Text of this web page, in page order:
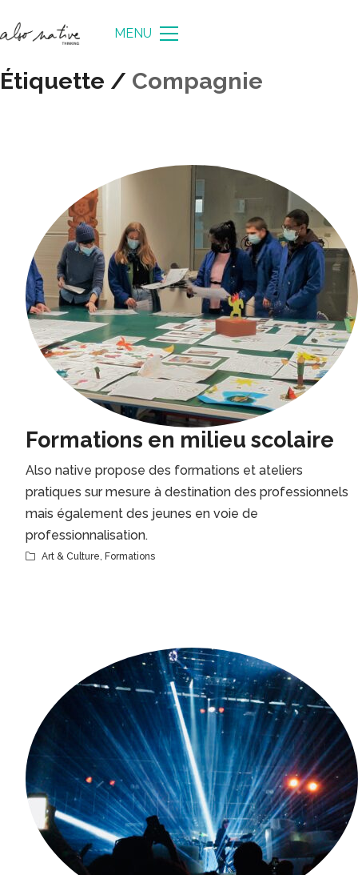
MENU
Étiquette / Compagnie
Formations en milieu scolaire
Also native propose des formations et ateliers
pratiques sur mesure à destination des professionnels
mais également des jeunes en voie de
professionnalisation.
Art & Culture, Formations